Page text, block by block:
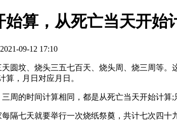
始算，从死亡当天开始
2021-09-12 17:10
圆坟、烧头三五七百天、烧头周、烧三周等
算，月日对应月日。
周的时间计算相同，都是从死亡当天开始计算
隔七天就要举行一次烧纸祭奠，共计七次四十